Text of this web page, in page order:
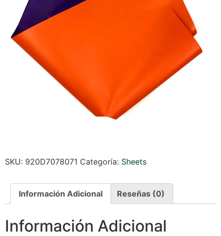
SKU: 920D7078071 Categoría: Sheets
Información Adicional Reseñas (0)
Información Adicional